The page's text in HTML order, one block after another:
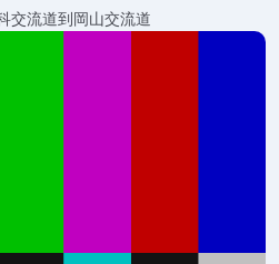
交流道到岡山交流道